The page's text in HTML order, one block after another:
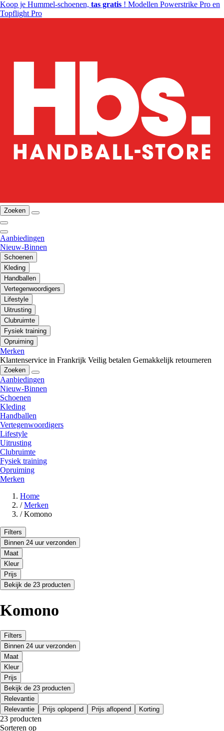
Koop je Hummel-schoenen, tas gratis ! Modellen Powerstrike Pro en
Topflight Pro
Zoeken
Aanbiedingen
Nieuw-Binnen
Schoenen
Kleding
Handballen
Vertegenwoordigers
Lifestyle
Uitrusting
Clubruimte
Fysiek training
Opruiming
Merken
Klantenservice in Frankrijk Veilig betalen Gemakkelijk retourneren
Zoeken
Aanbiedingen
Nieuw-Binnen
Schoenen
Kleding
Handballen
Vertegenwoordigers
Lifestyle
Uitrusting
Clubruimte
Fysiek training
Opruiming
Merken
Home
/ Merken
/ Komono
Filters
Binnen 24 uur verzonden
Maat
Kleur
Prijs
Bekijk de 23 producten
Komono
Filters
Binnen 24 uur verzonden
Maat
Kleur
Prijs
Bekijk de 23 producten
Relevantie
Relevantie
Prijs oplopend Prijs aflopend Korting
23 producten
Sorteren op